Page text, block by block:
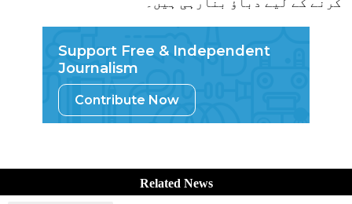
کرنے کے لیے دباؤ بنارہی ہیں۔
Support Free & Independent
Journalism
Contribute Now
Related News